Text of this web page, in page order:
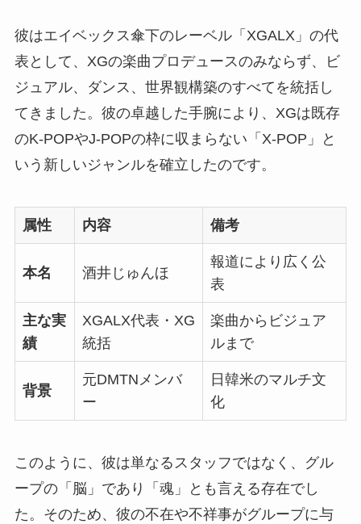
彼はエイベックス傘下のレーベル「XGALX」の代
表として、XGの楽曲プロデュースのみならず、ビ
ジュアル、ダンス、世界観構築のすべてを統括し
てきました。彼の卓越した手腕により、XGは既存
のK-POPやJ-POPの枠に収まらない「X-POP」と
いう新しいジャンルを確立したのです。
属性 内容 備考
本名 酒井じゅんほ
報道により広く公
表
主な実
績
XGALX代表・XG
統括
楽曲からビジュア
ルまで
背景
元DMTNメンバ
ー
日韓米のマルチ文
化
このように、彼は単なるスタッフではなく、グル
ープの「脳」であり「魂」とも言える存在でし
た。そのため、彼の不在や不祥事がグループに与